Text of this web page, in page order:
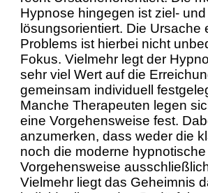
Hypnose hingegen ist ziel- und
lösungsorientiert. Die Ursache
Problems ist hierbei nicht
Fokus. Vielmehr legt der
sehr viel Wert auf die
gemeinsam individuell
Manche Therapeuten legen
eine Vorgehensweise fest.
anzumerken, dass weder die
noch die moderne hypnotische
Vorgehensweise
Vielmehr liegt das Geheimnis